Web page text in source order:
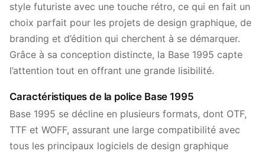
style futuriste avec une touche rétro, ce qui en fait un
choix parfait pour les projets de design graphique, de
branding et d’édition qui cherchent à se démarquer.
Grâce à sa conception distincte, la Base 1995 capte
l’attention tout en offrant une grande lisibilité.
Caractéristiques de la police Base 1995
Base 1995 se décline en plusieurs formats, dont OTF,
TTF et WOFF, assurant une large compatibilité avec
tous les principaux logiciels de design graphique